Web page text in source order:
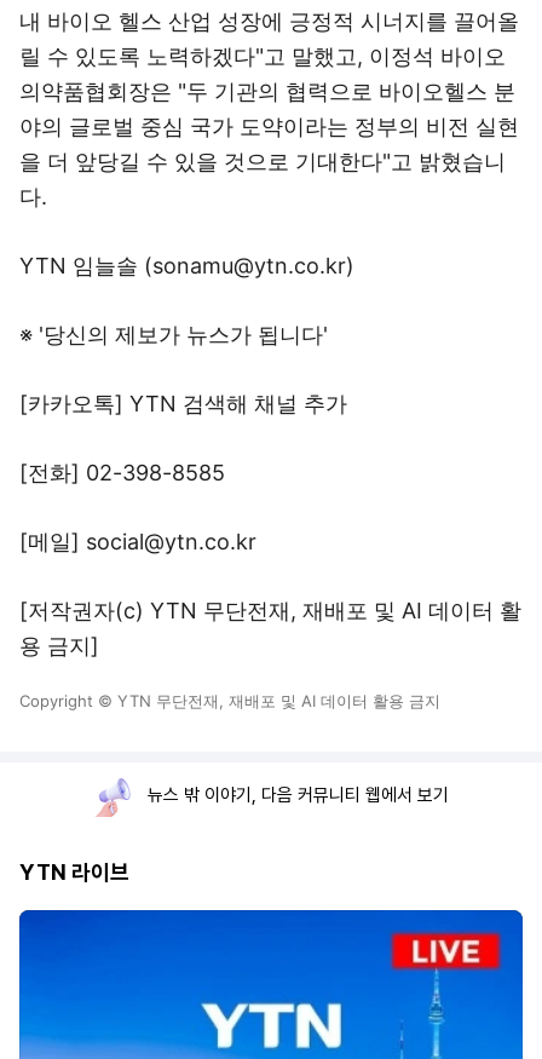
내 바이오 헬스 산업 성장에 긍정적 시너지를 끌어올
릴 수 있도록 노력하겠다"고 말했고, 이정석 바이오
의약품협회장은 "두 기관의 협력으로 바이오헬스 분
야의 글로벌 중심 국가 도약이라는 정부의 비전 실현
을 더 앞당길 수 있을 것으로 기대한다"고 밝혔습니
다.
YTN 임늘솔 (sonamu@ytn.co.kr)
※ '당신의 제보가 뉴스가 됩니다'
[카카오톡] YTN 검색해 채널 추가
[전화] 02-398-8585
[메일] social@ytn.co.kr
[저작권자(c) YTN 무단전재, 재배포 및 AI 데이터 활
용 금지]
Copyright © YTN 무단전재, 재배포 및 AI 데이터 활용 금지
뉴스 밖 이야기, 다음 커뮤니티 웹에서 보기
YTN 라이브